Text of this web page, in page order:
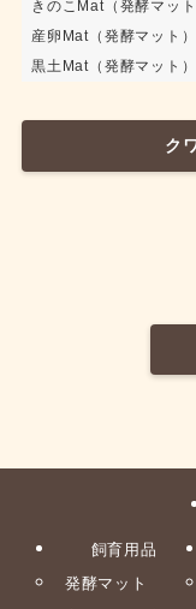
きのこMat（発酵マット
産卵Mat（発酵マット）
黒土Mat（発酵マット）
ク
飼育用品
発酵マット